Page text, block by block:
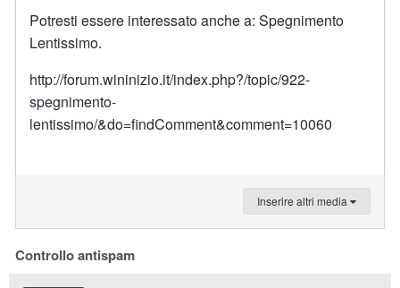
Potresti essere interessato anche a: Spegnimento
Lentissimo.
http://forum.wininizio.it/index.php?/topic/922-
spegnimento-
lentissimo/&do=findComment&comment=10060
Inserire altri media
Controllo antispam